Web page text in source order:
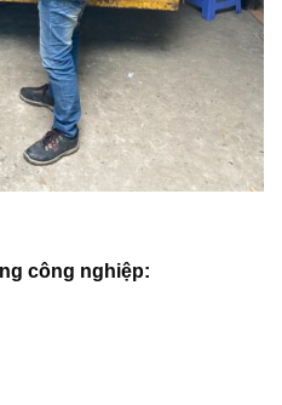
công nghiệp: